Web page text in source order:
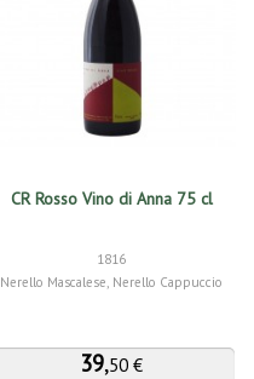
CR Rosso Vino di Anna 75 cl
1816
Nerello Mascalese, Nerello Cappuccio
39,50 €